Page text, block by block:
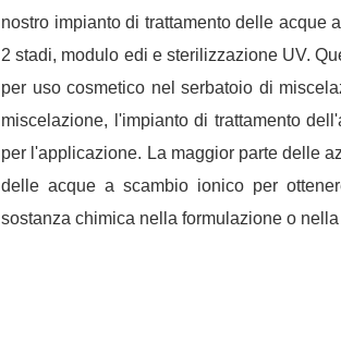
nostro impianto di trattamento delle acque
2 stadi, modulo edi e sterilizzazione UV.
per uso cosmetico nel serbatoio di
miscelazione, l'impianto di trattamento
per l'applicazione. La maggior parte delle
delle acque a scambio ionico per
sostanza chimica nella formulazione o nella